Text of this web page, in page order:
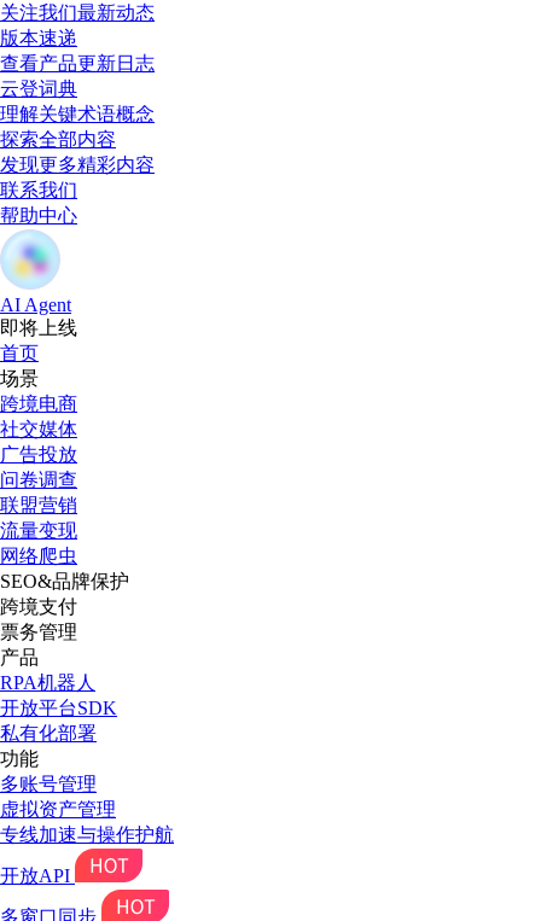
关注我们最新动态
版本速递
查看产品更新日志
云登词典
理解关键术语概念
探索全部内容
发现更多精彩内容
联系我们
帮助中心
AI Agent
即将上线
首页
场景
跨境电商
社交媒体
广告投放
问卷调查
联盟营销
流量变现
网络爬虫
SEO&品牌保护
跨境支付
票务管理
产品
RPA机器人
开放平台SDK
私有化部署
功能
多账号管理
虚拟资产管理
专线加速与操作护航
开放API
多窗口同步